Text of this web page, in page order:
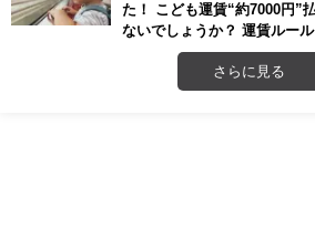
た！ こども運賃“約7000円”
ないでしょうか？ 運賃ルー
さらに見る